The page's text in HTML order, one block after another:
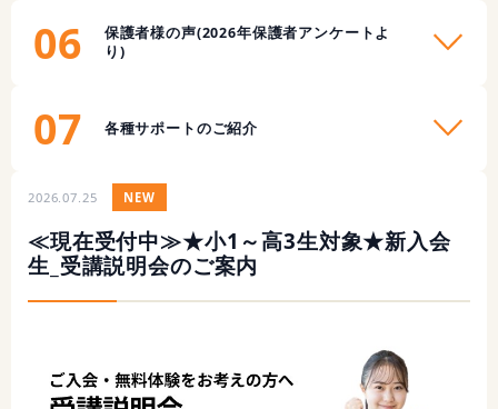
06
保護者様の声(2026年保護者アンケートよ
り)
07 各種サポートのご紹介
2026.07.25 NEW
≪現在受付中≫★小1～高3生対象★新入会
生_受講説明会のご案内